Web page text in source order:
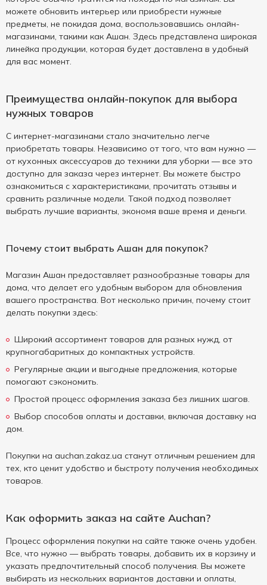
можете обновить интерьер или приобрести нужные
предметы, не покидая дома, воспользовавшись онлайн-
магазинами, такими как Ашан. Здесь представлена широкая
линейка продукции, которая будет доставлена в удобный
для вас момент.
Преимущества онлайн-покупок для выбора
нужных товаров
С интернет-магазинами стало значительно легче
приобретать товары. Независимо от того, что вам нужно —
от кухонных аксессуаров до техники для уборки — все это
доступно для заказа через интернет. Вы можете быстро
ознакомиться с характеристиками, прочитать отзывы и
сравнить различные модели. Такой подход позволяет
выбрать лучшие варианты, экономя ваше время и деньги.
Почему стоит выбрать Ашан для покупок?
Магазин Ашан предоставляет разнообразные товары для
дома, что делает его удобным выбором для обновления
вашего пространства. Вот несколько причин, почему стоит
делать покупки здесь:
Широкий ассортимент товаров для разных нужд, от
крупногабаритных до компактных устройств.
Регулярные акции и выгодные предложения, которые
помогают сэкономить.
Простой процесс оформления заказа без лишних шагов.
Выбор способов оплаты и доставки, включая доставку на
дом.
Покупки на auchan.zakaz.ua станут отличным решением для
тех, кто ценит удобство и быстроту получения необходимых
товаров.
Как оформить заказ на сайте Auchan?
Процесс оформления покупки на сайте также очень удобен.
Все, что нужно — выбрать товары, добавить их в корзину и
указать предпочтительный способ получения. Вы можете
выбирать из нескольких вариантов доставки и оплаты,